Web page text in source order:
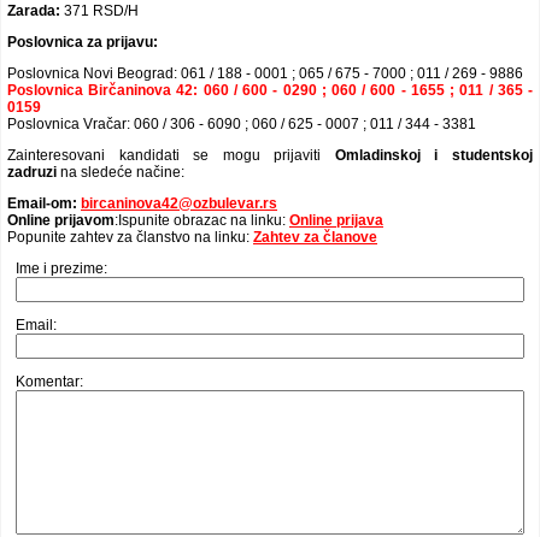
Zarada: 371 RSD/H
Poslovnica za prijavu:
Poslovnica Novi Beograd: 061 / 188 - 0001 ; 065 / 675 - 7000 ; 011 / 269 - 9886
Poslovnica Birčaninova 42: 060 / 600 - 0290 ; 060 / 600 - 1655 ; 011 / 365 -
0159
Poslovnica Vračar: 060 / 306 - 6090 ; 060 / 625 - 0007 ; 011 / 344 - 3381
Zainteresovani kandidati se mogu prijaviti Omladinskoj i studentskoj
zadruzi na sledeće načine:
Email-om: bircaninova42@ozbulevar.rs
Online prijavom:Ispunite obrazac na linku: Online prijava
Popunite zahtev za članstvo na linku: Zahtev za članove
Ime i prezime:
Email:
Komentar: